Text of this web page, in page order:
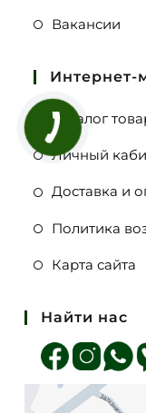
Вакансии
Интернет-
Каталог
Личный
Доставка и
Политика
Карта сайта
Найти нас